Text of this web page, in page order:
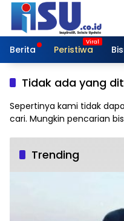
Langsung
konten
Berita
Peristiwa
Tidak ada yang
Sepertinya kami tidak
cari. Mungkin pencarian
Trending